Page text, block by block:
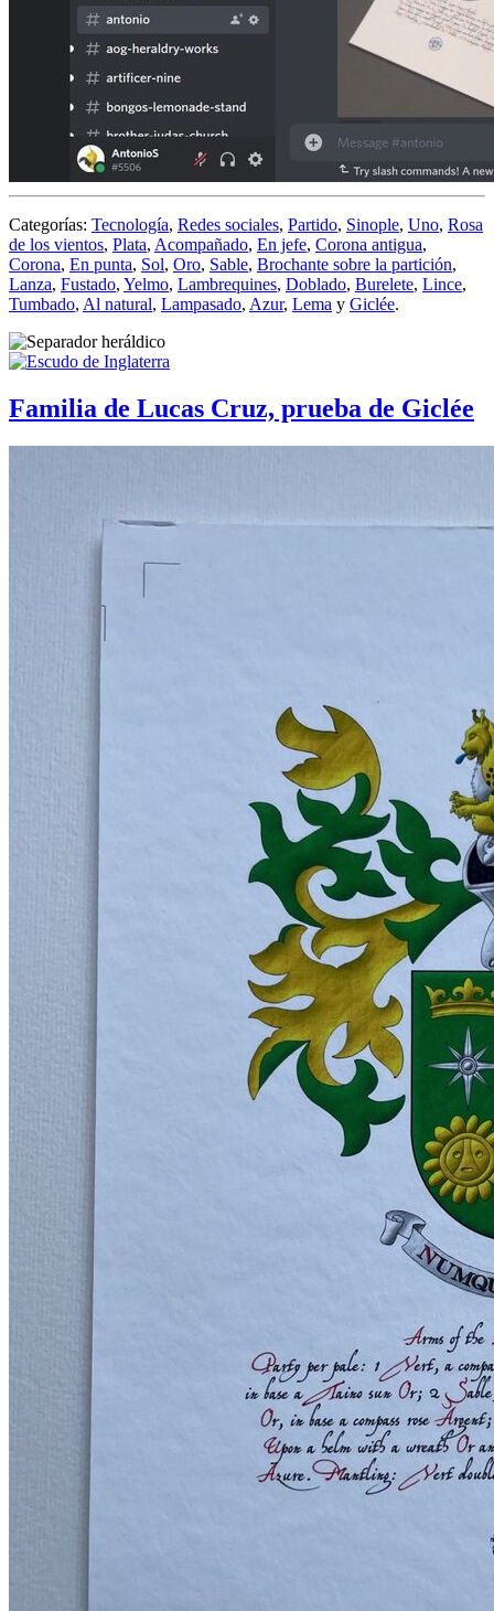
Categorías: Tecnología, Redes sociales, Partido, Sinople, Uno, Rosa
de los vientos, Plata, Acompañado, En jefe, Corona antigua,
Corona, En punta, Sol, Oro, Sable, Brochante sobre la partición,
Lanza, Fustado, Yelmo, Lambrequines, Doblado, Burelete, Lince,
Tumbado, Al natural, Lampasado, Azur, Lema y Giclée.
Familia de Lucas Cruz, prueba de Giclée